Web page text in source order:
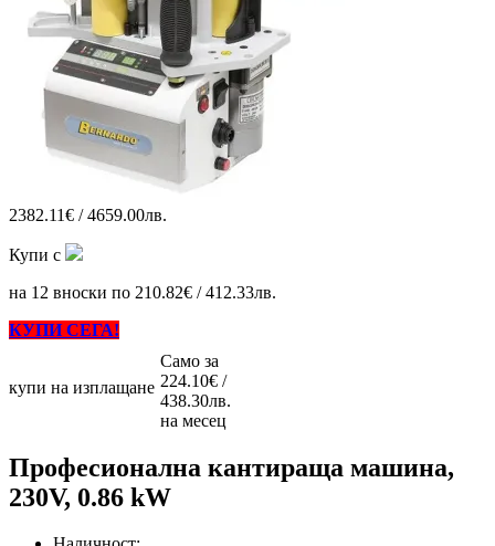
2382.11€ / 4659.00лв.
Купи с
на 12 вноски по 210.82€ / 412.33лв.
КУПИ СЕГА!
купи на изплащане
Само за
224.10€ /
438.30лв.
на месец
Професионална кантираща машина,
230V, 0.86 kW